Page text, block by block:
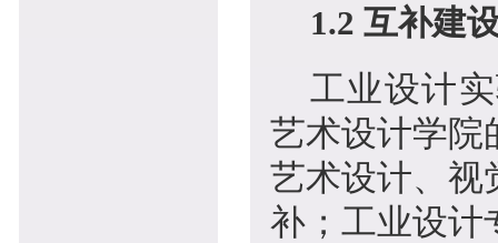
1.2 互补建
工业设计
艺术设计学院
艺术设计、视
补；工业设计